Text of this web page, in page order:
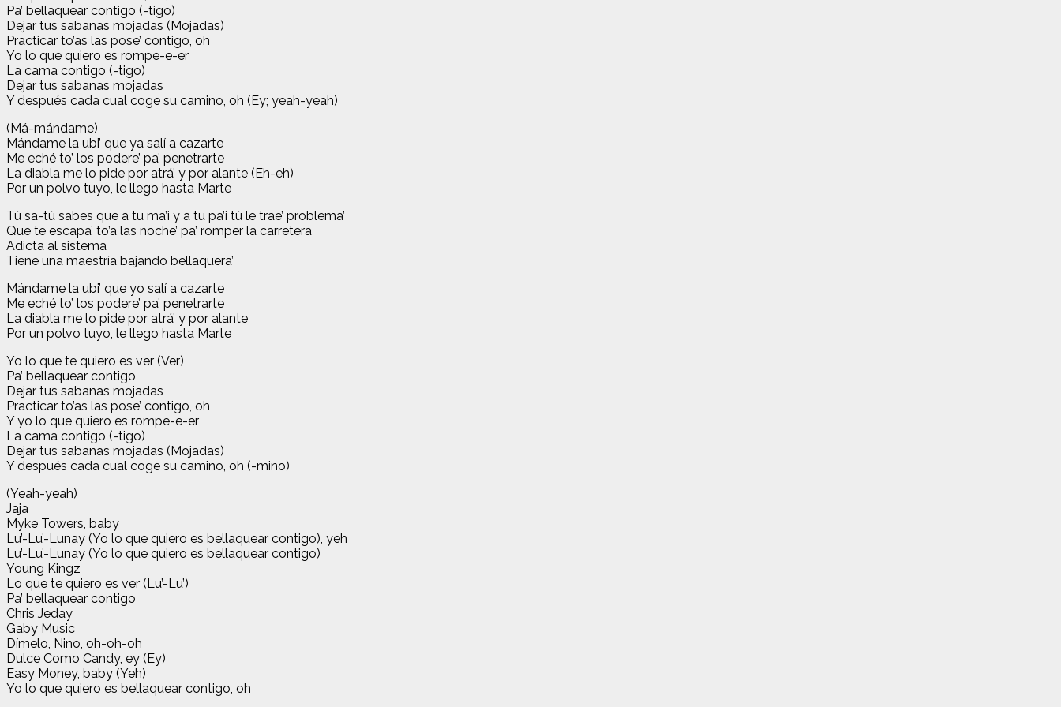
Pa’ bellaquear contigo (-tigo)
Dejar tus sabanas mojadas (Mojadas)
Practicar to’as las pose’ contigo, oh
Yo lo que quiero es rompe-e-er
La cama contigo (-tigo)
Dejar tus sabanas mojadas
Y después cada cual coge su camino, oh (Ey; yeah-yeah)
(Má-mándame)
Mándame la ubi’ que ya salí a cazarte
Me eché to’ los podere’ pa’ penetrarte
La diabla me lo pide por atrá’ y por alante (Eh-eh)
Por un polvo tuyo, le llego hasta Marte
Tú sa-tú sabes que a tu ma’i y a tu pa’i tú le trae’ problema’
Que te escapa’ to’a las noche’ pa’ romper la carretera
Adicta al sistema
Tiene una maestría bajando bellaquera’
Mándame la ubi’ que yo salí a cazarte
Me eché to’ los podere’ pa’ penetrarte
La diabla me lo pide por atrá’ y por alante
Por un polvo tuyo, le llego hasta Marte
Yo lo que te quiero es ver (Ver)
Pa’ bellaquear contigo
Dejar tus sabanas mojadas
Practicar to’as las pose’ contigo, oh
Y yo lo que quiero es rompe-e-er
La cama contigo (-tigo)
Dejar tus sabanas mojadas (Mojadas)
Y después cada cual coge su camino, oh (-mino)
(Yeah-yeah)
Jaja
Myke Towers, baby
Lu’-Lu’-Lunay (Yo lo que quiero es bellaquear contigo), yeh
Lu’-Lu’-Lunay (Yo lo que quiero es bellaquear contigo)
Young Kingz
Lo que te quiero es ver (Lu’-Lu’)
Pa’ bellaquear contigo
Chris Jeday
Gaby Music
Dímelo, Nino, oh-oh-oh
Dulce Como Candy, ey (Ey)
Easy Money, baby (Yeh)
Yo lo que quiero es bellaquear contigo, oh